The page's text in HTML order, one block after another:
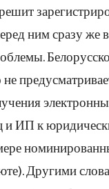
ним сразу же
не
и ИП к
Другими